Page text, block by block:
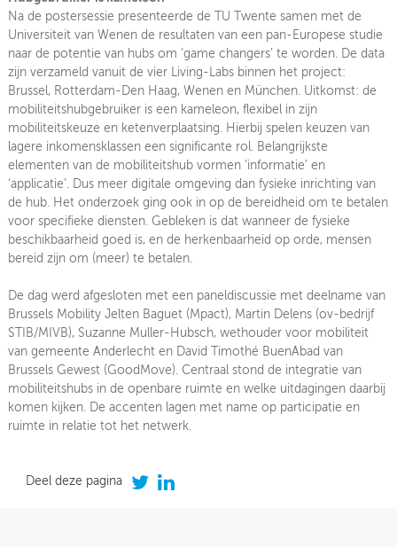
Na de postersessie presenteerde de TU Twente samen met de
Universiteit van Wenen de resultaten van een pan-Europese studie
naar de potentie van hubs om ‘game changers’ te worden. De data
zijn verzameld vanuit de vier Living-Labs binnen het project:
Brussel, Rotterdam-Den Haag, Wenen en München. Uitkomst: de
mobiliteitshubgebruiker is een kameleon, flexibel in zijn
mobiliteitskeuze en ketenverplaatsing. Hierbij spelen keuzen van
lagere inkomensklassen een significante rol. Belangrijkste
elementen van de mobiliteitshub vormen ‘informatie’ en
‘applicatie’. Dus meer digitale omgeving dan fysieke inrichting van
de hub. Het onderzoek ging ook in op de bereidheid om te betalen
voor specifieke diensten. Gebleken is dat wanneer de fysieke
beschikbaarheid goed is, en de herkenbaarheid op orde, mensen
bereid zijn om (meer) te betalen.
De dag werd afgesloten met een paneldiscussie met deelname van
Brussels Mobility Jelten Baguet (Mpact), Martin Delens (ov-bedrijf
STIB/MIVB), Suzanne Muller-Hubsch, wethouder voor mobiliteit
van gemeente Anderlecht en David Timothé BuenAbad van
Brussels Gewest (GoodMove). Centraal stond de integratie van
mobiliteitshubs in de openbare ruimte en welke uitdagingen daarbij
komen kijken. De accenten lagen met name op participatie en
ruimte in relatie tot het netwerk.
Deel deze pagina